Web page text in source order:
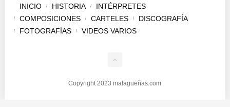
Copyright 2023 malagueñas.com
INICIO HISTORIA
INTÉRPRETES
COMPOSICIONES
CARTELES
DISCOGRAFÍA
FOTOGRAFÍAS
VIDEOS VARIOS